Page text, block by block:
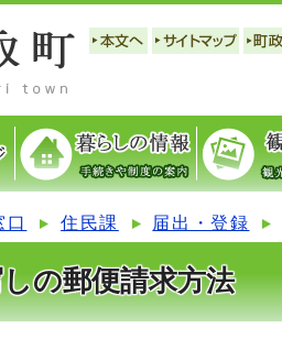
口 住民課 届出・登録
の郵便請求方法